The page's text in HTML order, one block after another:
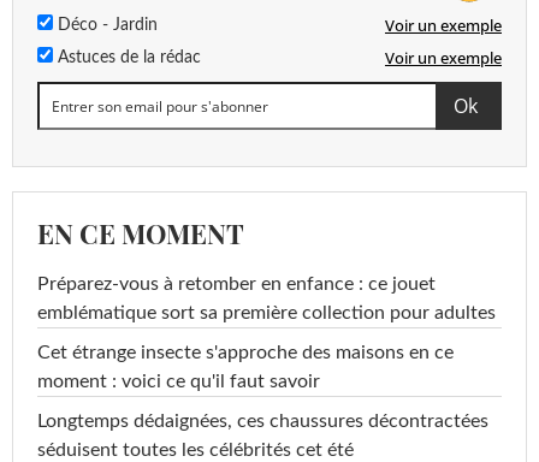
Déco - Jardin Voir un exemple
Astuces de la rédac Voir un exemple
EN CE MOMENT
Préparez-vous à retomber en enfance : ce jouet
emblématique sort sa première collection pour adultes
Cet étrange insecte s'approche des maisons en ce
moment : voici ce qu'il faut savoir
Longtemps dédaignées, ces chaussures décontractées
séduisent toutes les célébrités cet été